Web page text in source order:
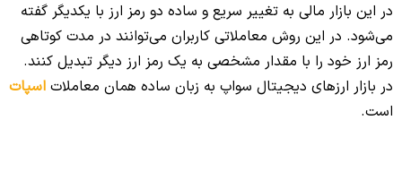
در این بازار مالی به تغییر سریع و ساده دو رمز ارز با یکدیگر گفته
می‌شود. در این روش معاملاتی کاربران می‌توانند در مدت کوتاهی
رمز ارز خود را با مقدار مشخصی به یک رمز ارز دیگر تبدیل کنند.
در بازار ارزهای دیجیتال سواپ به زبان ساده همان معاملات اسپات
است.